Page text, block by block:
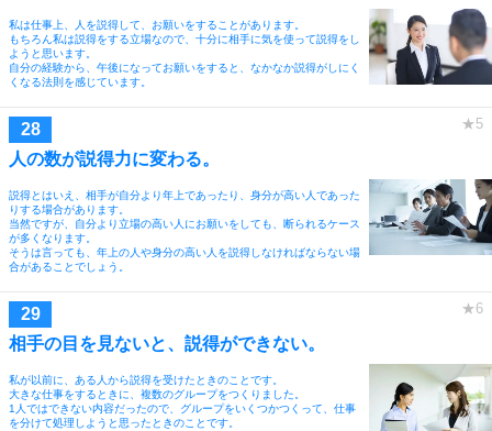
私は仕事上、人を説得して、お願いをすることがあります。
もちろん私は説得をする立場なので、十分に相手に気を使って説得をし
ようと思います。
自分の経験から、午後になってお願いをすると、なかなか説得がしにく
くなる法則を感じています。
人の数が説得力に変わる。
説得とはいえ、相手が自分より年上であったり、身分が高い人であった
りする場合があります。
当然ですが、自分より立場の高い人にお願いをしても、断られるケース
が多くなります。
そうは言っても、年上の人や身分の高い人を説得しなければならない場
合があることでしょう。
相手の目を見ないと、説得ができない。
私が以前に、ある人から説得を受けたときのことです。
大きな仕事をするときに、複数のグループをつくりました。
1人ではできない内容だったので、グループをいくつかつくって、仕事
を分けて処理しようと思ったときのことです。